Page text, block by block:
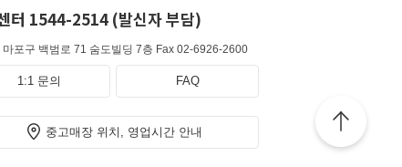
터 1544-2514 (발신자 부담)
마포구 백범로 71 숨도빌딩 7층 Fax 02-6926-2600
1:1 문의 FAQ
중고매장 위치, 영업시간 안내